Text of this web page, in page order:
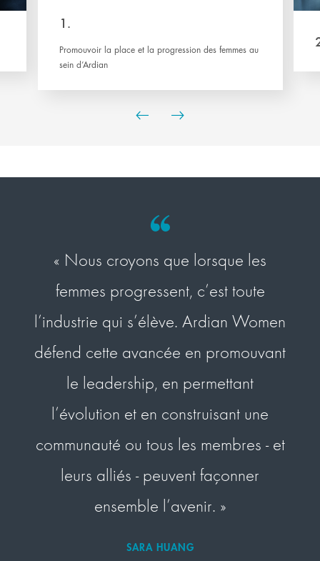
1.
Promouvoir la place et la progression des femmes au
sein d’Ardian
« Nous croyons que lorsque les
femmes progressent, c’est toute
l’industrie qui s’élève. Ardian Women
défend cette avancée en promouvant
le leadership, en permettant
l’évolution et en construisant une
communauté ou tous les membres - et
leurs alliés - peuvent façonner
ensemble l’avenir. »
SARA HUANG